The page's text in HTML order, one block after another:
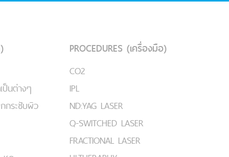
นต่างๆ
ระชับผิว
PROCEDURES (เครื่องมือ)
CO2
IPL
ND:YAG LASER
Q-SWITCHED LASER
FRACTIONAL LASER